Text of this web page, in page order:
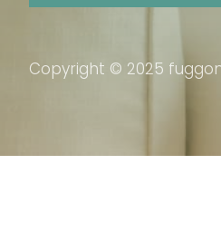
Copyright © 2025